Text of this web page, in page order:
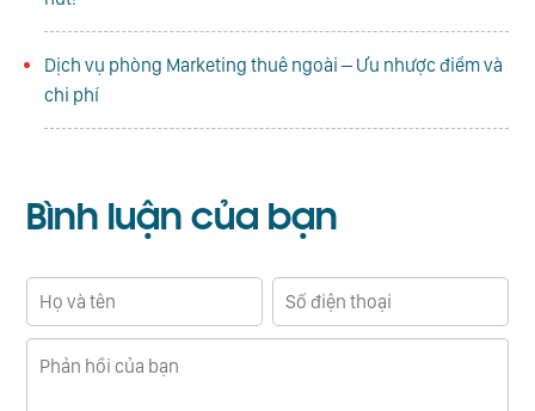
Dịch vụ phòng Marketing thuê ngoài – Ưu nhược điểm và
chi phí
Bình luậncủa bạn